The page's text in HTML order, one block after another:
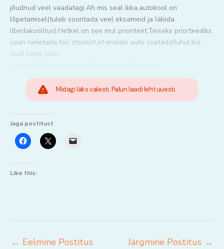
jõudnud veel vaadatagi.Ah mis seal ikka,autokool on
lõpetamisel(tuleb sooritada veel eksameid ja läbida
libedakoolitus).Hetkel on see mul prioriteet,Teiseks priorteediks
saan nimetada töö otsimist,et endale auto soetada!Juhul,kui
load kätte saan.
Midagi läks valesti. Palun laadi leht uuesti.
Jaga postitust
Like this:
← Eelmine Postitus Järgmine Postitus →